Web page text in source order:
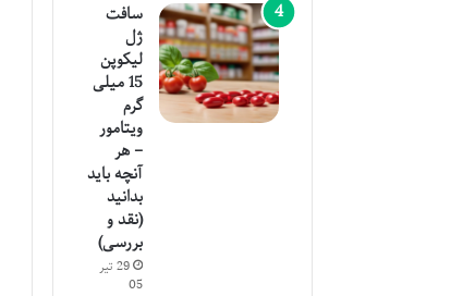
سافت
ژل
لیکوپن
15 میلی
گرم
ویتامور
– هر
آنچه باید
بدانید
(نقد و
بررسی)
29 تیر
05